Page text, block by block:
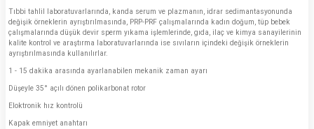
Tıbbi tahlil laboratuvarlarında, kanda serum ve plazmanın, idrar sedimantasyonunda
değişik örneklerin ayrıştırılmasında, PRP-PRF çalışmalarında kadın doğum, tüp bebek
çalışmalarında düşük devir sperm yıkama işlemlerinde, gıda, ilaç ve kimya sanayilerinin
kalite kontrol ve araştırma laboratuvarlarında ise sıvıların içindeki değişik örneklerin
ayrıştırılmasında kullanılırlar.
1 - 15 dakika arasında ayarlanabilen mekanik zaman ayarı
Düşeyle 35° açılı dönen polikarbonat rotor
Eloktronik hız kontrolü
Kapak emniyet anahtarı